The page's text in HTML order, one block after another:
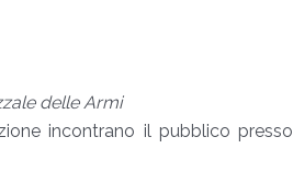
delle Armi
incontrano il pubblico presso